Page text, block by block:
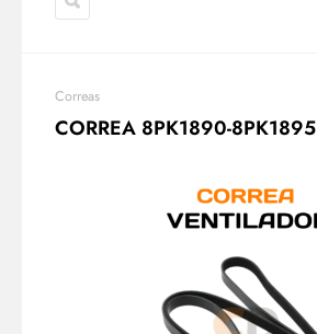
Correas
CORREA 8PK1890-8PK1895